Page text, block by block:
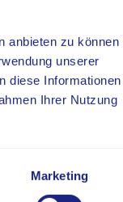
anbieten zu können
unserer
diese Informationen
Ihrer Nutzung
Marketing